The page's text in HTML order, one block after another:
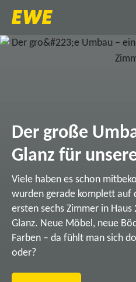
Der große
Glanz für
Viele haben es schon
wurden gerade komplett auf
ersten sechs Zimmer in
Glanz. Neue Möbel, neue
Farben – da fühlt man sich
oder?